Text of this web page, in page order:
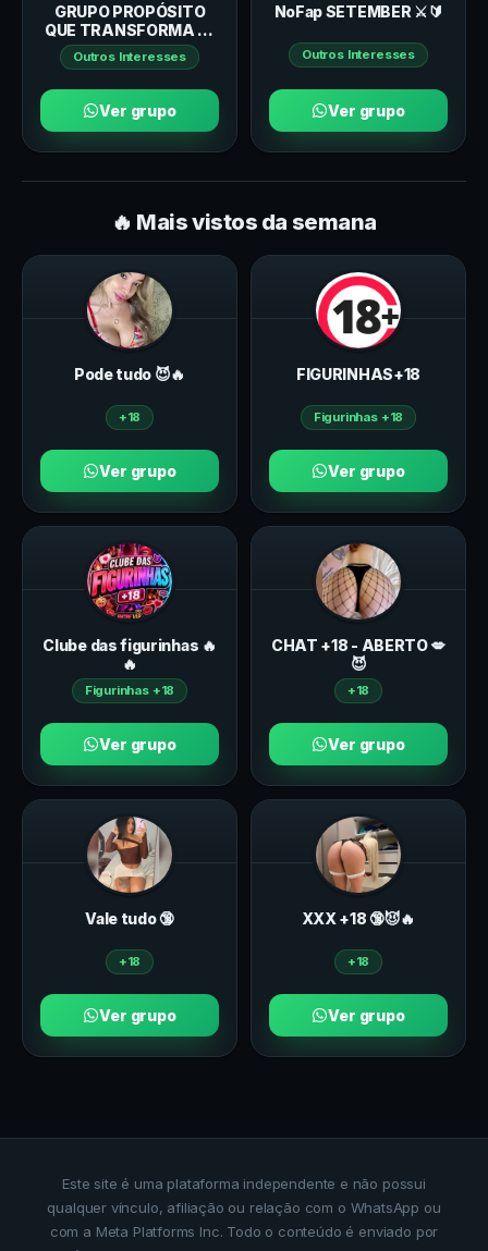
GRUPO PROPÓSITO
QUE TRANSFORMA ❤️‍🔥
🔥
Outros Interesses
Ver grupo
NoFap SETEMBER ⚔️🔰
Outros Interesses
Ver grupo
🔥 Mais vistos da semana
Pode tudo 😈🔥
+18
Ver grupo
FIGURINHAS+18
Figurinhas +18
Ver grupo
Clube das figurinhas 🔥
🔥
Figurinhas +18
Ver grupo
CHAT +18 - ABERTO 💋
😈
+18
Ver grupo
Vale tudo 🔞
+18
Ver grupo
ХXХ +18 🔞😈🔥
+18
Ver grupo
Este site é uma plataforma independente e não possui
qualquer vínculo, afiliação ou relação com o WhatsApp ou
com a Meta Platforms Inc. Todo o conteúdo é enviado por